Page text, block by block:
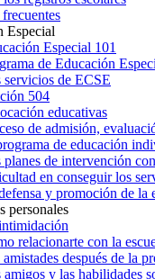
Especial
Especial 101
de Educación
servicios de ECSE
504
educativas
de admisión,
de educación
planes de intervención
en conseguir los
y promoción de la
personales
relacionarte con la
después de la
amigos y las habilidades